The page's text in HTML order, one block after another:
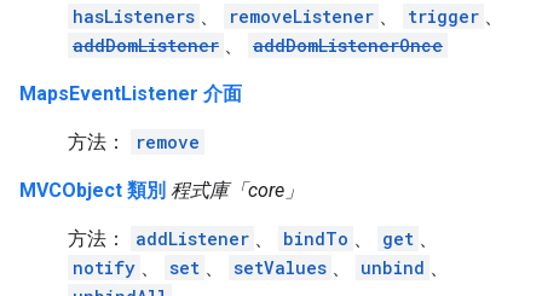
hasListeners 、 removeListener 、 trigger 、
addDomListener 、 addDomListenerOnce
MapsEventListener 介面
方法： remove
MVCObject 類別 程式庫「core」
方法： addListener 、 bindTo 、 get 、
notify 、 set 、 setValues 、 unbind 、